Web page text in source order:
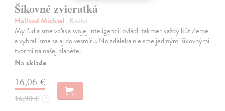
Šikovné zvieratká
Holland Michael | Kniha
My ľudia sme vďaka svojej inteligencii ovládli takmer každý kút Zeme
a vybrali sme sa aj do vesmíru. No zďaleka nie sme jedinými šikovnými
tvormi na našej planéte.
Na sklade
16,06 €
16,90 € ?